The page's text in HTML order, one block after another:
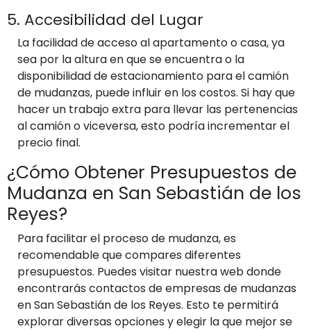
5. Accesibilidad del Lugar
La facilidad de acceso al apartamento o casa, ya
sea por la altura en que se encuentra o la
disponibilidad de estacionamiento para el camión
de mudanzas, puede influir en los costos. Si hay que
hacer un trabajo extra para llevar las pertenencias
al camión o viceversa, esto podría incrementar el
precio final.
¿Cómo Obtener Presupuestos de
Mudanza en San Sebastián de los
Reyes?
Para facilitar el proceso de mudanza, es
recomendable que compares diferentes
presupuestos. Puedes visitar nuestra web donde
encontrarás contactos de empresas de mudanzas
en San Sebastián de los Reyes. Esto te permitirá
explorar diversas opciones y elegir la que mejor se